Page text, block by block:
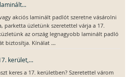
akciós laminált padlót szeretne vásárolni
parketta üzletünk szeretettel várja a 17.
az ország legnagyobb laminált padló
biztosítja. Kínálat ...
kerület,...
keres a 17. kerületben? Szeretettel várom